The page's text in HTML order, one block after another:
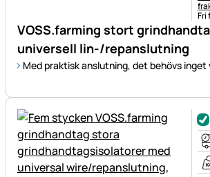
VOSS.farming stort
universell lin-/repanslutning
Med praktisk anslutning, det behövs
Fri